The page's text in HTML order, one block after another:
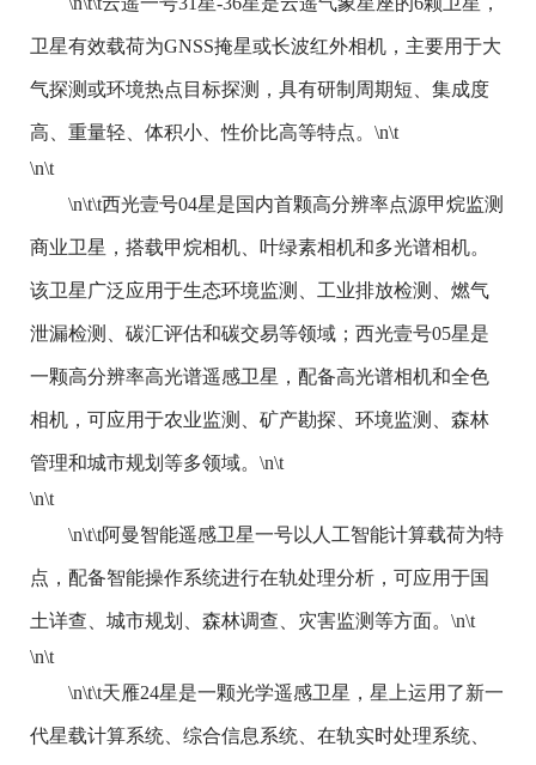
卫星有效载荷为GNSS掩星或长波红外相机，主要用于大
气探测或环境热点目标探测，具有研制周期短、集成度
高、重量轻、体积小、性价比高等特点。\n\t
\n\t
\n\t\t西光壹号04星是国内首颗高分辨率点源甲烷监测
商业卫星，搭载甲烷相机、叶绿素相机和多光谱相机。
该卫星广泛应用于生态环境监测、工业排放检测、燃气
泄漏检测、碳汇评估和碳交易等领域；西光壹号05星是
一颗高分辨率高光谱遥感卫星，配备高光谱相机和全色
相机，可应用于农业监测、矿产勘探、环境监测、森林
管理和城市规划等多领域。\n\t
\n\t
\n\t\t阿曼智能遥感卫星一号以人工智能计算载荷为特
点，配备智能操作系统进行在轨处理分析，可应用于国
土详查、城市规划、森林调查、灾害监测等方面。\n\t
\n\t
\n\t\t天雁24星是一颗光学遥感卫星，星上运用了新一
代星载计算系统、综合信息系统、在轨实时处理系统、